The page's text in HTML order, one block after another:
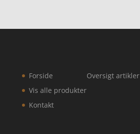
Forside
Vis alle produkter
Kontakt
Oversigt artikler